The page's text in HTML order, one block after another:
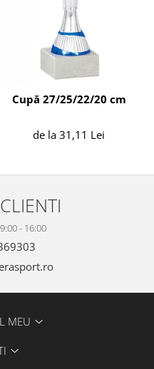
Cupă 27/25/22/20 cm
de la 31,11 Lei
- 16:00
MEU